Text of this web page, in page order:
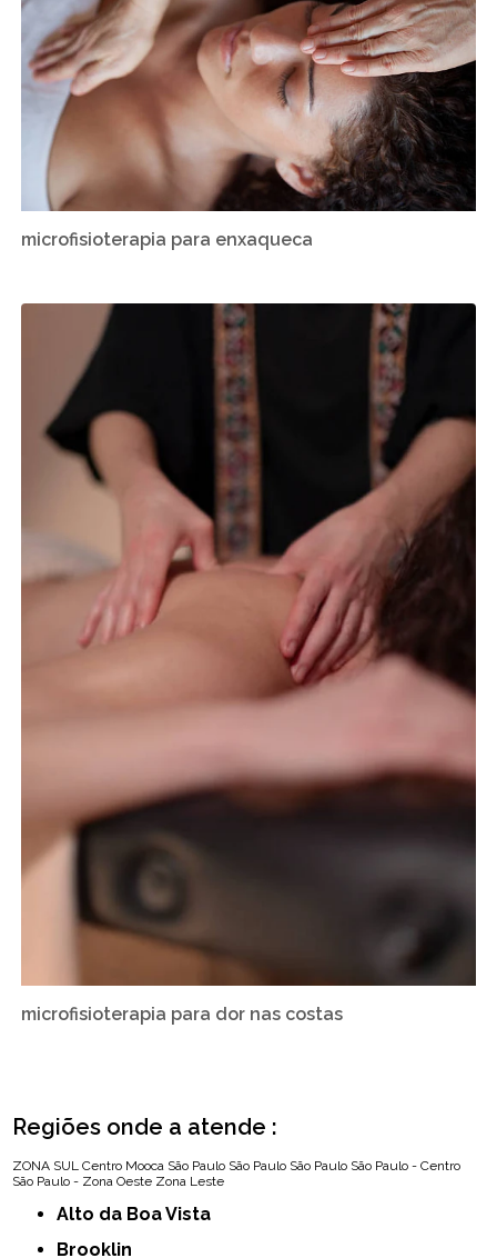
microfisioterapia para enxaqueca
microfisioterapia para dor nas costas
Regiões onde a atende :
ZONA SUL Centro Mooca São Paulo São Paulo São Paulo São Paulo - Centro
São Paulo - Zona Oeste Zona Leste
Alto da Boa Vista
Brooklin